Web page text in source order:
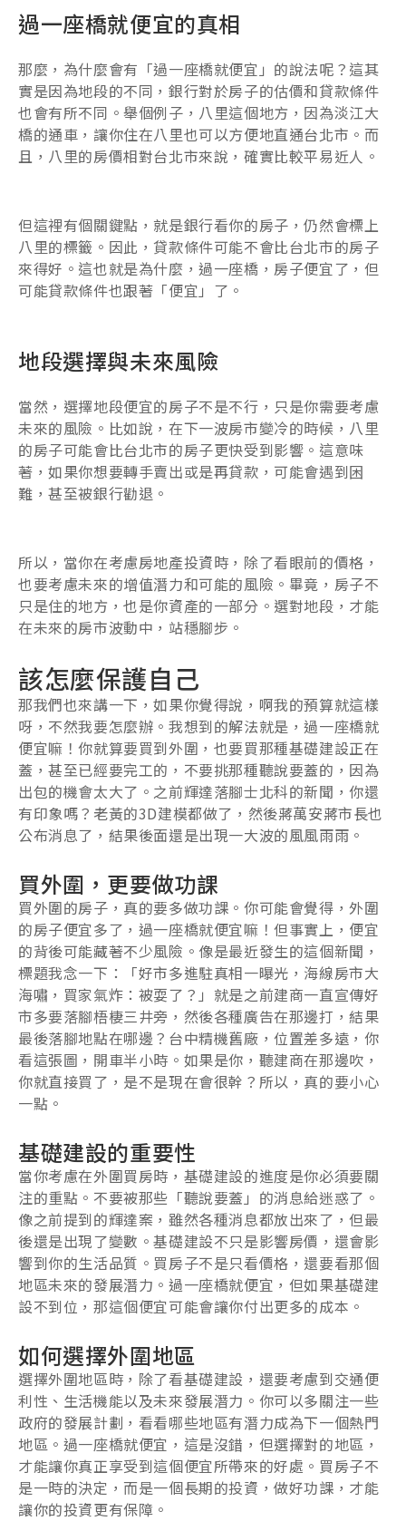
過一座橋就便宜的真相
那麼，為什麼會有「過一座橋就便宜」的說法呢？這其
實是因為地段的不同，銀行對於房子的估價和貸款條件
也會有所不同。舉個例子，八里這個地方，因為淡江大
橋的通車，讓你住在八里也可以方便地直通台北市。而
且，八里的房價相對台北市來說，確實比較平易近人。
但這裡有個關鍵點，就是銀行看你的房子，仍然會標上
八里的標籤。因此，貸款條件可能不會比台北市的房子
來得好。這也就是為什麼，過一座橋，房子便宜了，但
可能貸款條件也跟著「便宜」了。
地段選擇與未來風險
當然，選擇地段便宜的房子不是不行，只是你需要考慮
未來的風險。比如說，在下一波房市變冷的時候，八里
的房子可能會比台北市的房子更快受到影響。這意味
著，如果你想要轉手賣出或是再貸款，可能會遇到困
難，甚至被銀行勸退。
所以，當你在考慮房地產投資時，除了看眼前的價格，
也要考慮未來的增值潛力和可能的風險。畢竟，房子不
只是住的地方，也是你資產的一部分。選對地段，才能
在未來的房市波動中，站穩腳步。
該怎麼保護自己
那我們也來講一下，如果你覺得說，啊我的預算就這樣
呀，不然我要怎麼辦。我想到的解法就是，過一座橋就
便宜嘛！你就算要買到外圍，也要買那種基礎建設正在
蓋，甚至已經要完工的，不要挑那種聽說要蓋的，因為
出包的機會太大了。之前輝達落腳士北科的新聞，你還
有印象嗎？老黃的3D建模都做了，然後蔣萬安蔣市長也
公布消息了，結果後面還是出現一大波的風風雨雨。
買外圍，更要做功課
買外圍的房子，真的要多做功課。你可能會覺得，外圍
的房子便宜多了，過一座橋就便宜嘛！但事實上，便宜
的背後可能藏著不少風險。像是最近發生的這個新聞，
標題我念一下：「好市多進駐真相一曝光，海線房市大
海嘯，買家氣炸：被耍了？」就是之前建商一直宣傳好
市多要落腳梧棲三井旁，然後各種廣告在那邊打，結果
最後落腳地點在哪邊？台中精機舊廠，位置差多遠，你
看這張圖，開車半小時。如果是你，聽建商在那邊吹，
你就直接買了，是不是現在會很幹？所以，真的要小心
一點。
基礎建設的重要性
當你考慮在外圍買房時，基礎建設的進度是你必須要關
注的重點。不要被那些「聽說要蓋」的消息給迷惑了。
像之前提到的輝達案，雖然各種消息都放出來了，但最
後還是出現了變數。基礎建設不只是影響房價，還會影
響到你的生活品質。買房子不是只看價格，還要看那個
地區未來的發展潛力。過一座橋就便宜，但如果基礎建
設不到位，那這個便宜可能會讓你付出更多的成本。
如何選擇外圍地區
選擇外圍地區時，除了看基礎建設，還要考慮到交通便
利性、生活機能以及未來發展潛力。你可以多關注一些
政府的發展計劃，看看哪些地區有潛力成為下一個熱門
地區。過一座橋就便宜，這是沒錯，但選擇對的地區，
才能讓你真正享受到這個便宜所帶來的好處。買房子不
是一時的決定，而是一個長期的投資，做好功課，才能
讓你的投資更有保障。